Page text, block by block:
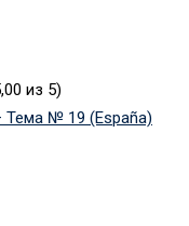
из 5)
Тема № 19 (España)